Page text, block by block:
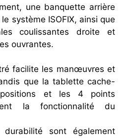
une banquette arrière
système ISOFIX, ainsi que
coulissantes droite et
ouvrantes.
facilite les manœuvres et
que la tablette cache-
et les 4 points
la fonctionnalité du
sont également